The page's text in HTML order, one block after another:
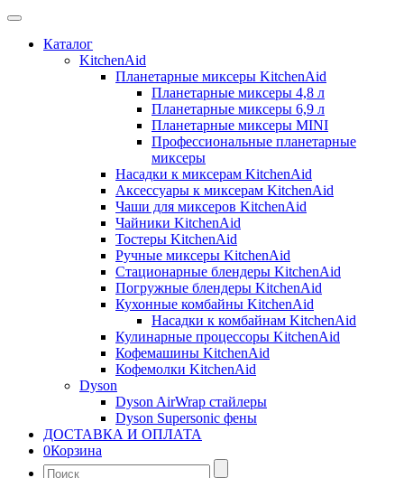
Каталог
KitchenAid
Планетарные миксеры KitchenAid
Планетарные миксеры 4,8 л
Планетарные миксеры 6,9 л
Планетарные миксеры MINI
Профессиональные планетарные
миксеры
Насадки к миксерам KitchenAid
Аксессуары к миксерам KitchenAid
Чаши для миксеров KitchenAid
Чайники KitchenAid
Тостеры KitchenAid
Ручные миксеры KitchenAid
Стационарные блендеры KitchenAid
Погружные блендеры KitchenAid
Кухонные комбайны KitchenAid
Насадки к комбайнам KitchenAid
Кулинарные процессоры KitchenAid
Кофемашины KitchenAid
Кофемолки KitchenAid
Dyson
Dyson AirWrap стайлеры
Dyson Supersonic фены
ДОСТАВКА И ОПЛАТА
0Корзина
Найти: